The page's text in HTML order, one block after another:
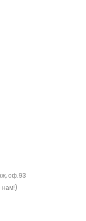
оф.93
нам!)